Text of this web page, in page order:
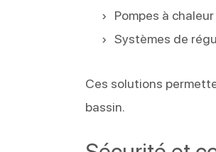
Pompes à chaleur
Systèmes de
Ces solutions
bassin.